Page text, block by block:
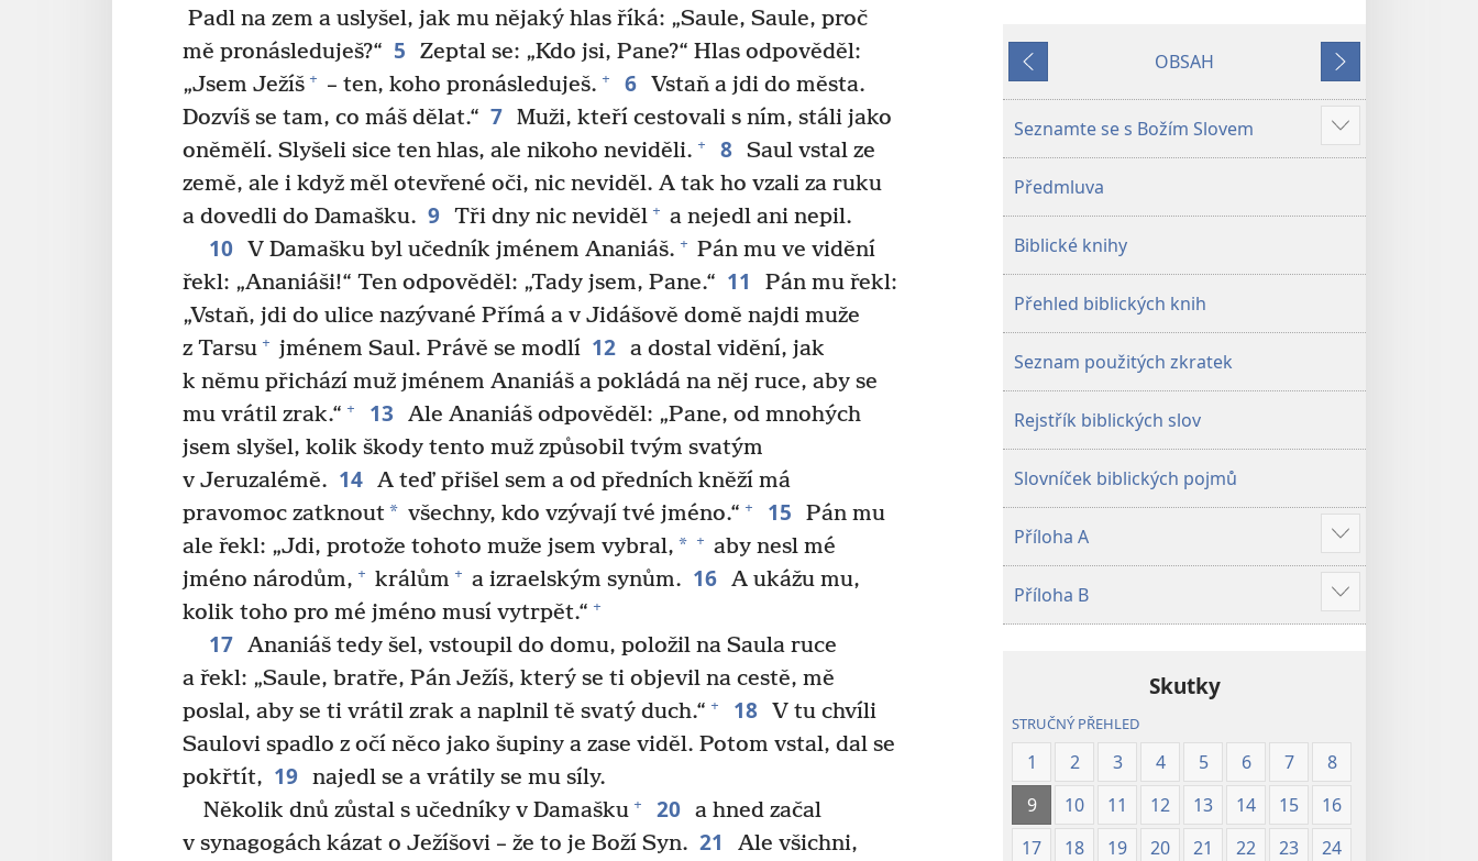
Padl na zem a uslyšel, jak mu nějaký hlas říká: „Saule, Saule, proč
mě pronásleduješ?“ 5
Zeptal se: „Kdo jsi, Pane?“ Hlas odpověděl:
„Jsem Ježíš + – ten, koho pronásleduješ. + 6 Vstaň a jdi do města.
Dozvíš se tam, co máš dělat.“ 7 Muži, kteří cestovali s ním, stáli jako
oněmělí. Slyšeli sice ten hlas, ale nikoho neviděli. + 8 Saul vstal ze
země, ale i když měl otevřené oči, nic neviděl. A tak ho vzali za ruku
a dovedli do Damašku. 9 Tři dny nic neviděl + a nejedl ani nepil.
10 V Damašku byl učedník jménem Ananiáš. + Pán mu ve vidění
řekl: „Ananiáši!“ Ten odpověděl: „Tady jsem, Pane.“ 11
Pán mu řekl:
„Vstaň, jdi do ulice nazývané Přímá a v Jidášově domě najdi muže
z Tarsu + jménem Saul. Právě se modlí 12 a dostal vidění, jak
k němu přichází muž jménem Ananiáš a pokládá na něj ruce, aby se
mu vrátil zrak.“ + 13
Ale Ananiáš odpověděl: „Pane, od mnohých
jsem slyšel, kolik škody tento muž způsobil tvým svatým
v Jeruzalémě. 14 A teď přišel sem a od předních kněží má
pravomoc zatknout* všechny, kdo vzývají tvé jméno.“ + 15
Pán mu
ale řekl: „Jdi, protože tohoto muže jsem vybral, * + aby nesl mé
jméno národům, + králům + a izraelským synům. 16 A ukážu mu,
kolik toho pro mé jméno musí vytrpět.“ +
17 Ananiáš tedy šel, vstoupil do domu, položil na Saula ruce
a řekl: „Saule, bratře, Pán Ježíš, který se ti objevil na cestě, mě
poslal, aby se ti vrátil zrak a naplnil tě svatý duch.“ + 18 V tu chvíli
Saulovi spadlo z očí něco jako šupiny a zase viděl. Potom vstal, dal se
pokřtít, 19 najedl se a vrátily se mu síly.
Několik dnů zůstal s učedníky v Damašku + 20 a hned začal
v synagogách kázat o Ježíšovi – že to je Boží Syn. 21
Ale všichni,
Bible –
nového
světa
Bible –
nového
světa
Předchozí
OBSAH
Další
Seznamte se s Božím Slovem
Ukázat
více
Předmluva
Biblické knihy
Přehled biblických knih
Seznam použitých zkratek
Rejstřík biblických slov
Slovníček biblických pojmů
Příloha A
Ukázat
více
Příloha B
Ukázat
více
Skutky
STRUČNÝ PŘEHLED
1 2 3 4 5 6 7
8
9
10 11 12 13 14 15
16
17
18 19 20 21 22 23
24